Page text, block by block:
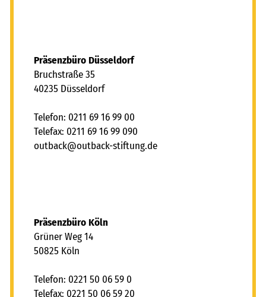
Präsenzbüro Düsseldorf
Bruchstraße 35
40235 Düsseldorf
Telefon: 0211 69 16 99 00
Telefax: 0211 69 16 99 090
tb ck tb ck-stft ngd
Präsenzbüro Köln
Grüner Weg 14
50825 Köln
Telefon: 0221 50 06 59 0
Telefax: 0221 50 06 59 20